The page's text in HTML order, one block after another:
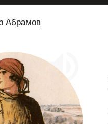
Абрамов